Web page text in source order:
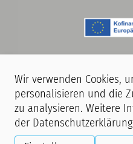
Hinweis: Während unserer
Fotoaufnahmen statt. Mit dem
Wir verwenden Cookies,
personalisieren und die
zu analysieren. Weitere
der Datenschutzerklärung